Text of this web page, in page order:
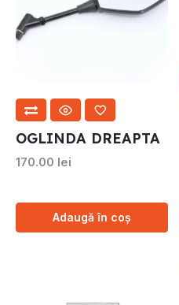
OGLINDA DREAPTA
170.00 lei
Adaugă în coș